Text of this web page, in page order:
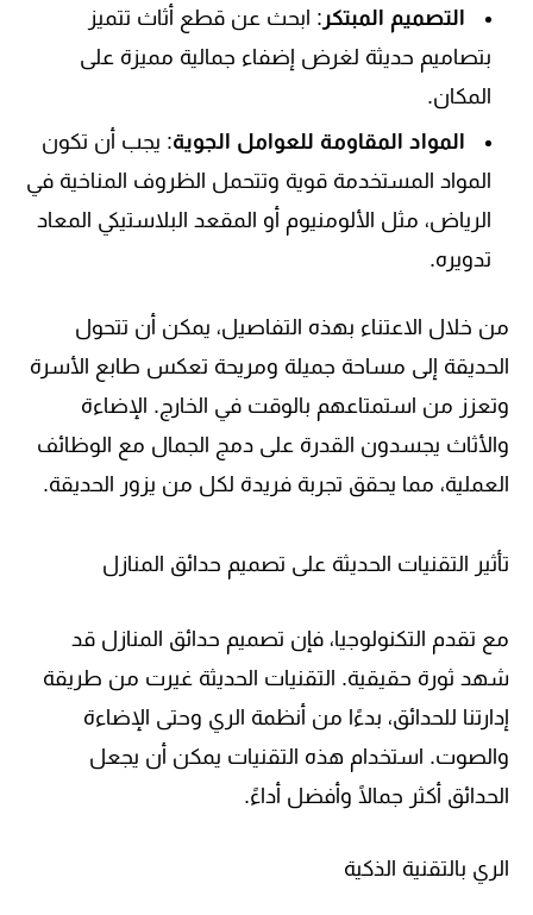
التصميم المبتكر : ابحث عن قطع أثاث تتميز
بتصاميم حديثة لغرض إضفاء جمالية مميزة على
المكان.
المواد المقاومة للعوامل الجوية: يجب أن تكون
المواد المستخدمة قوية وتتحمل الظروف المناخية في
الرياض، مثل الألومنيوم أو المقعد البلاستيكي المعاد
تدويره.
من خلال الاعتناء بهذه التفاصيل، يمكن أن تتحول
الحديقة إلى مساحة جميلة ومريحة تعكس طابع الأسرة
وتعزز من استمتاعهم بالوقت في الخارج. الإضاءة
والأثاث يجسدون القدرة على دمج الجمال مع الوظائف
العملية، مما يحقق تجربة فريدة لكل من يزور الحديقة.
تأثير التقنيات الحديثة على تصميم حدائق المنازل
مع تقدم التكنولوجيا، فإن تصميم حدائق المنازل قد
شهد ثورة حقيقية. التقنيات الحديثة غيرت من طريقة
إدارتنا للحدائق، بدءًا من أنظمة الري وحتى الإضاءة
والصوت. استخدام هذه التقنيات يمكن أن يجعل
الحدائق أكثر جمالًا وأفضل أداءً.
الري بالتقنية الذكية